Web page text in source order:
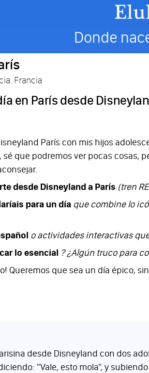
Donde
Francia
en París desde
París con mis hijos
sé que podremos ver pocas cosas,
desde Disneyland a París (tren
para un día que combine lo
o actividades interactivas
lo esencial ? ¿Algún truco para
Queremos que sea un día épico,
desde Disneyland con dos
"Vale, esto mola", y